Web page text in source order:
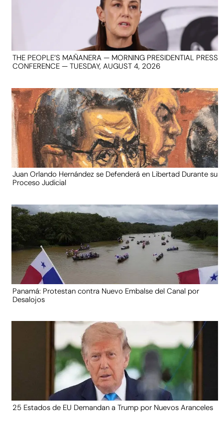
THE PEOPLE’S MAÑANERA — MORNING PRESIDENTIAL PRESS
CONFERENCE — TUESDAY, AUGUST 4, 2026
Juan Orlando Hernández se Defenderá en Libertad Durante su
Proceso Judicial
Panamá: Protestan contra Nuevo Embalse del Canal por
Desalojos
25 Estados de EU Demandan a Trump por Nuevos Aranceles